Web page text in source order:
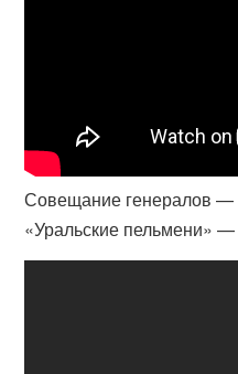
Совещание генералов
«Уральские пельмени»